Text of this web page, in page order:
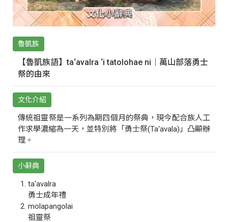
魯凱族
【魯凱族語】ta‘avalra ‘i tatolohae ni｜萬山部落勇士
祭的由來
文化介紹
傳統祖靈祭是一系列為期四個月的祭典，現今配合族人工
作求學濃縮為一天，並特別將「勇士祭(Ta‘avala)」凸顯辦
理。
小辭典
ta‘avalra
勇士成年禮
molapangolai
祖靈祭